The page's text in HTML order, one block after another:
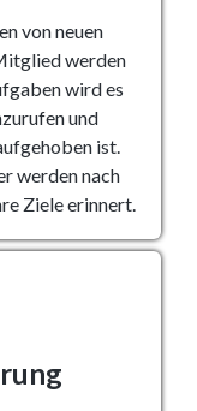
von neuen
werden
wird es
und
ist.
werden nach
Ziele erinnert.